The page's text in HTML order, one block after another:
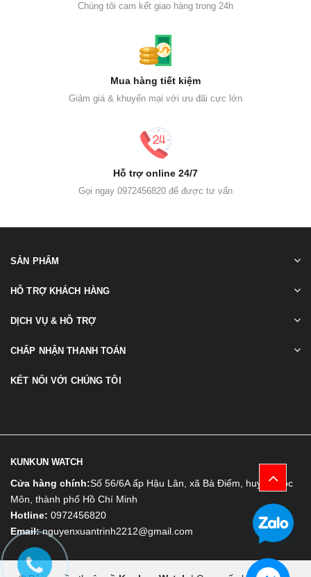
Chúng tôi cam kết giao hàng trong 24h
Mua hàng tiết kiệm
Giảm giá & khuyến mại với ưu đãi cực lớn
Hỗ trợ online 24/7
Gọi ngay 0972456820 để được tư vấn
SẢN PHẨM
HỖ TRỢ KHÁCH HÀNG
DỊCH VỤ & HỖ TRỢ
CHẤP NHẬN THANH TOÁN
KẾT NỐI VỚI CHÚNG TÔI
KUNKUN WATCH
Cửa hàng chính:Số 56/6A ấp Hậu Lân, xã Bà Điểm, huyện Hóc
Môn, thành phố Hồ Chí Minh
Hotline: 0972456820
Email: nguyenxuantrinh2212@gmail.com